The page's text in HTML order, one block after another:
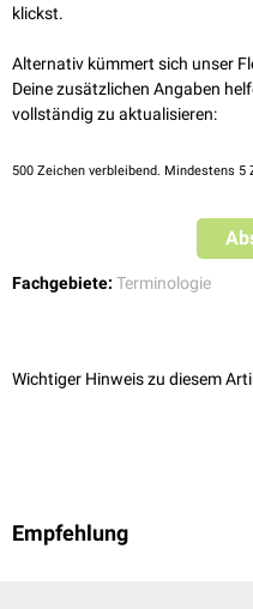
klickst.
Alternativ kümmert sich unser
Deine zusätzlichen Angaben
vollständig zu aktualisieren:
500 Zeichen verbleibend. Mindestens 5
Fachgebiete: Terminologie
Wichtiger Hinweis zu diesem
Empfehlung